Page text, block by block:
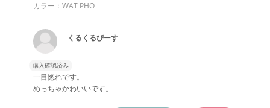
カラー：WAT PHO
くるくるぴーす
購入確認済み
一目惚れです。
めっちゃかわいいです。